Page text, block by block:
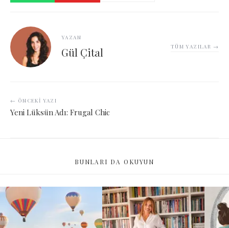
YAZAN
Gül Çital TÜM YAZILAR →
← ÖNCEKI YAZI
Yeni Lüksün Adı: Frugal Chic
BUNLARI DA OKUYUN